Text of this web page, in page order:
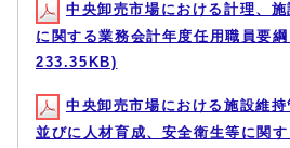
中央卸売市場における計理、
に関する業務会計年度任用職員要
233.35KB)
中央卸売市場における施設維
並びに人材育成、安全衛生等に関